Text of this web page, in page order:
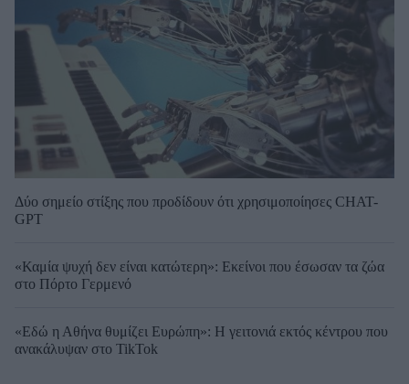
Δύο σημείο στίξης που προδίδουν ότι χρησιμοποίησες CHAT-
GPT
«Καμία ψυχή δεν είναι κατώτερη»: Εκείνοι που έσωσαν τα ζώα
στο Πόρτο Γερμενό
«Εδώ η Αθήνα θυμίζει Ευρώπη»: H γειτονιά εκτός κέντρου που
ανακάλυψαν στο TikTok